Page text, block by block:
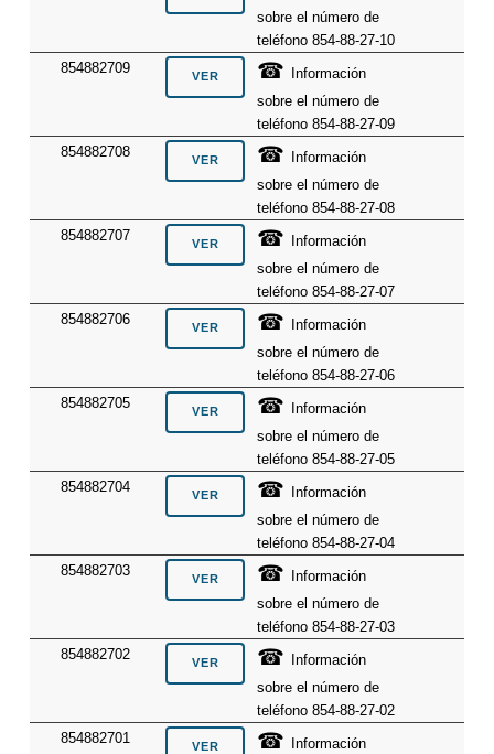
sobre el número de
teléfono 854-88-27-10
854882709
☎
Información
sobre el número de
teléfono 854-88-27-09
854882708
☎
Información
sobre el número de
teléfono 854-88-27-08
854882707
☎
Información
sobre el número de
teléfono 854-88-27-07
854882706
☎
Información
sobre el número de
teléfono 854-88-27-06
854882705
☎
Información
sobre el número de
teléfono 854-88-27-05
854882704
☎
Información
sobre el número de
teléfono 854-88-27-04
854882703
☎
Información
sobre el número de
teléfono 854-88-27-03
854882702
☎
Información
sobre el número de
teléfono 854-88-27-02
854882701
☎
Información